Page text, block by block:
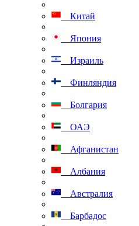
Китай
Япония
Израиль
Финляндия
Болгария
ОАЭ
Афганистан
Албания
Австралия
Барбадос